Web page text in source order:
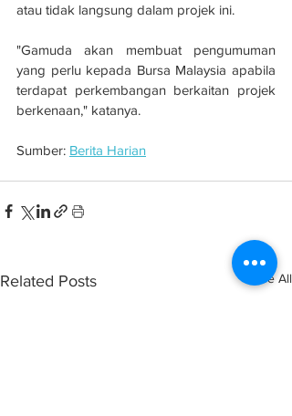
atau tidak langsung dalam projek ini.
"Gamuda akan membuat pengumuman
yang perlu kepada Bursa Malaysia apabila
terdapat perkembangan berkaitan projek
berkenaan," katanya.
Sumber: Berita Harian
Related Posts See All